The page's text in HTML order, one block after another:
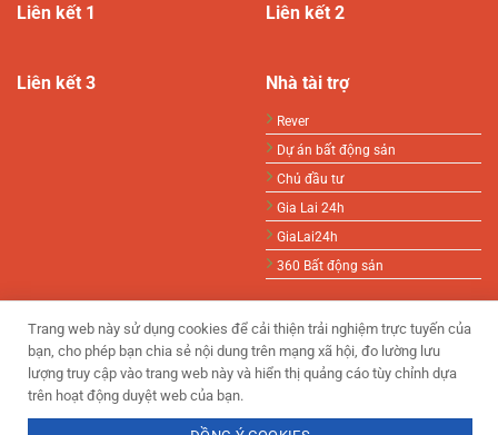
Liên kết 1 Liên kết 2
Liên kết 3 Nhà tài trợ
Rever
Dự án bất động sản
Chủ đầu tư
Gia Lai 24h
GiaLai24h
360 Bất động sản
Trang web này sử dụng cookies để cải thiện trải nghiệm trực tuyến của
bạn, cho phép bạn chia sẻ nội dung trên mạng xã hội, đo lường lưu
lượng truy cập vào trang web này và hiển thị quảng cáo tùy chỉnh dựa
trên hoạt động duyệt web của bạn.